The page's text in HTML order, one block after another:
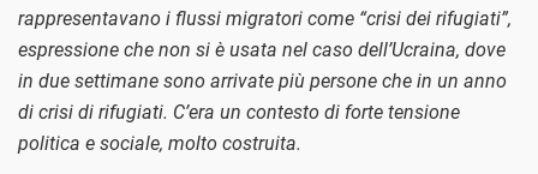
rappresentavano i flussi migratori come “crisi dei rifugiati”,
espressione che non si è usata nel caso dell’Ucraina, dove
in due settimane sono arrivate più persone che in un anno
di crisi di rifugiati. C’era un contesto di forte tensione
politica e sociale, molto costruita.